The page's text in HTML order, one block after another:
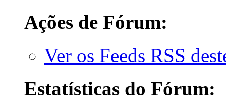
Ações de Fórum:
Ver os Feeds RSS
Estatísticas do Fórum: